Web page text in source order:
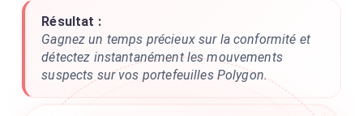
Résultat :
Gagnez un temps précieux sur la conformité et
détectez instantanément les mouvements
suspects sur vos portefeuilles Polygon.